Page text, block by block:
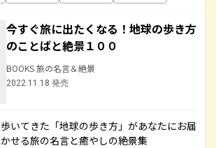
今すぐ旅に出たくなる！地球の歩き方
のことばと絶景１００
BOOKS 旅の名言＆絶景
2022.11.18 発売
いてきた「地球の歩き方」があなたにお届
せる旅の名言と癒やしの絶景集